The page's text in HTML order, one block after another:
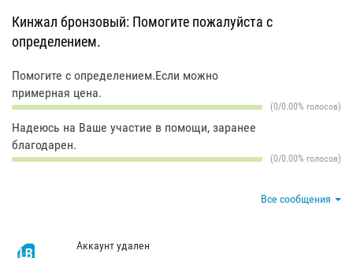
Кинжал бронзовый: Помогите пожалуйста с
определением.
Помогите с определением.Если можно
примерная цена.
(0/0.00% голосов)
Надеюсь на Ваше участие в помощи, заранее
благодарен.
(0/0.00% голосов)
Все сообщения
Аккаунт удален